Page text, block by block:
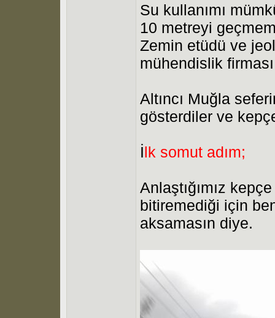
Su kullanımı
10 metreyi
Zemin etüdü ve
mühendislik
Altıncı Muğla
gösterdiler ve
İlk somut adım;
Anlaştığımız
bitiremediği için
aksamasın diye.